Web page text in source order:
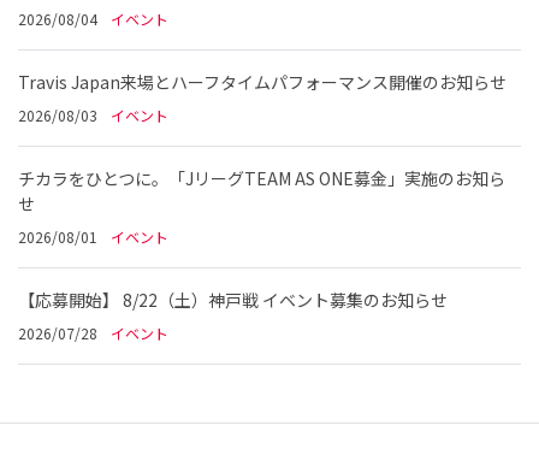
2026/08/04 イベント
Travis Japan来場とハーフタイムパフォーマンス開催のお知らせ
2026/08/03 イベント
チカラをひとつに。「JリーグTEAM AS ONE募金」実施のお知ら
せ
2026/08/01 イベント
【応募開始】 8/22（土）神戸戦 イベント募集のお知らせ
2026/07/28 イベント